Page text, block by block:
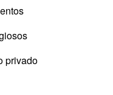
privado